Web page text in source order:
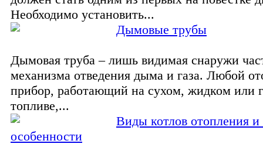
Необходимо установить...
Дымовые трубы
Дымовая труба – лишь видимая снаружи
механизма отведения дыма и газа. Любой
прибор, работающий на сухом, жидком или
топливе,...
Виды котлов отопления и
особенности